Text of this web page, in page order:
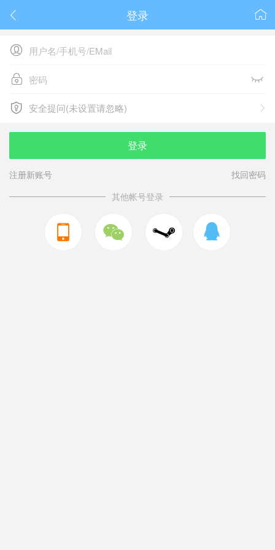
 
登录

 
 
安全提问(未设置请忽略)
安全提问(未设置请忽略)
登录
注册新账号
找回密码
其他帐号登录
  